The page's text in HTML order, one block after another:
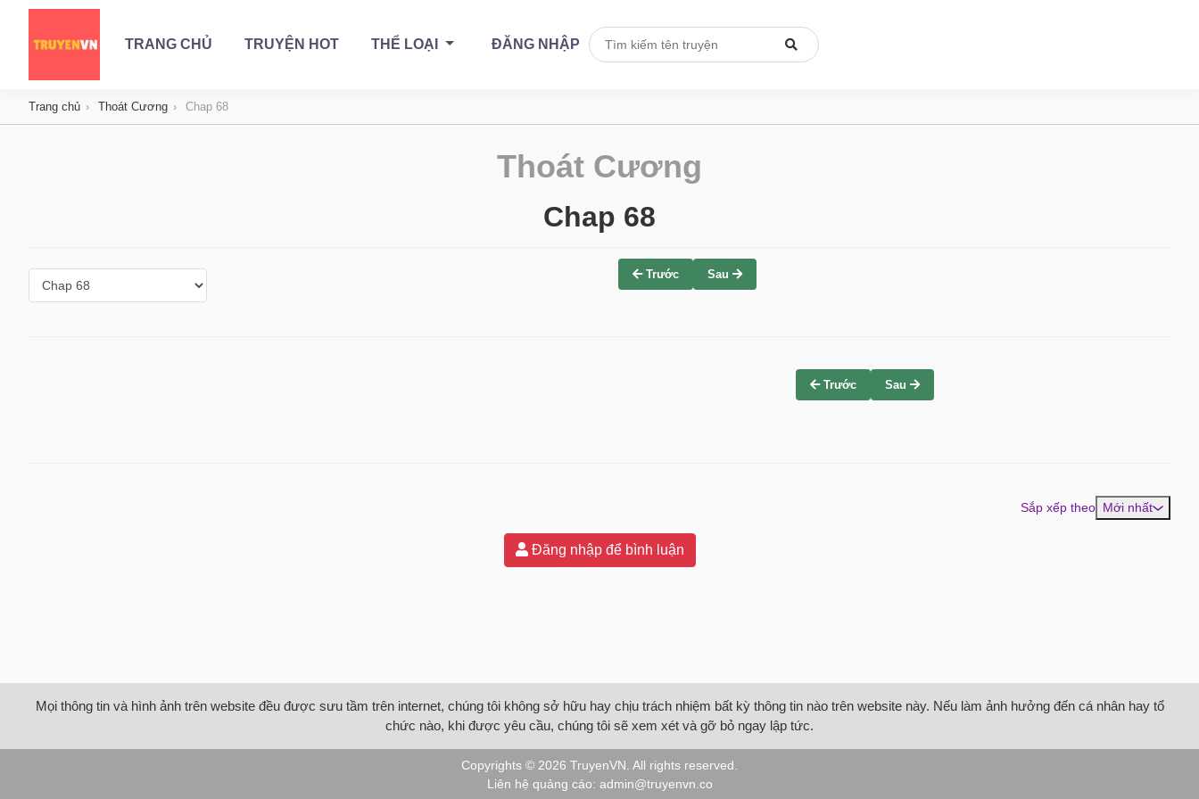
TRANG CHỦ TRUYỆN HOT THỂ LOẠI ĐĂNG NHẬP
Trang chủ Thoát Cương Chap 68
Thoát Cương
Chap 68
Trước Sau
Trước Sau
Sắp xếp theo Mới nhất
Đăng nhập để bình luận
Mọi thông tin và hình ảnh trên website đều được sưu tầm trên internet, chúng tôi không sở hữu hay chịu trách nhiệm bất kỳ thông tin nào trên website này. Nếu làm ảnh hưởng đến cá nhân hay tổ
chức nào, khi được yêu cầu, chúng tôi sẽ xem xét và gỡ bỏ ngay lập tức.
Copyrights © 2026 TruyenVN . All rights reserved.
Liên hệ quảng cáo: admin@truyenvn.co